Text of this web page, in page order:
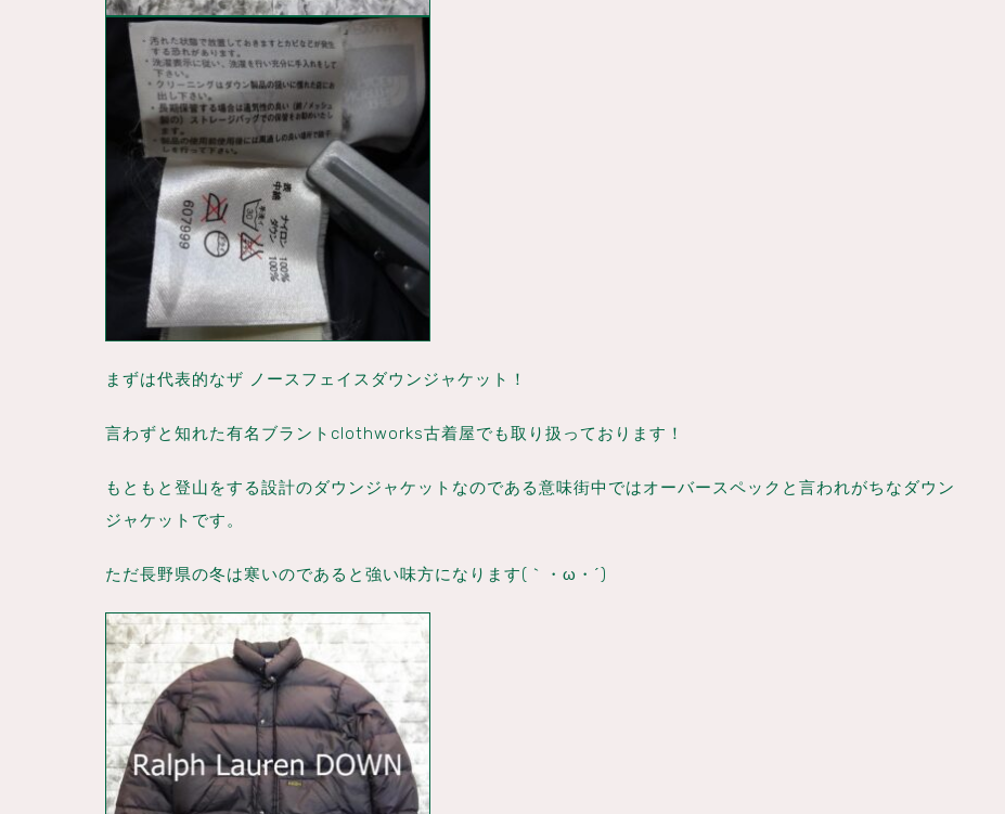
まずは代表的なザ ノースフェイスダウンジャケット！
言わずと知れた有名ブラントclothworks古着屋でも取り扱っております！
もともと登山をする設計のダウンジャケットなのである意味街中ではオーバースペックと言われがちなダウン
ジャケットです。
ただ長野県の冬は寒いのであると強い味方になります(｀・ω・´)